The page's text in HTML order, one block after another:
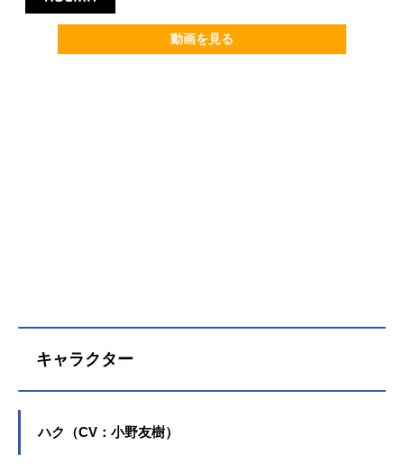
動画を見る
キャラクター
ハク（CV：小野友樹）